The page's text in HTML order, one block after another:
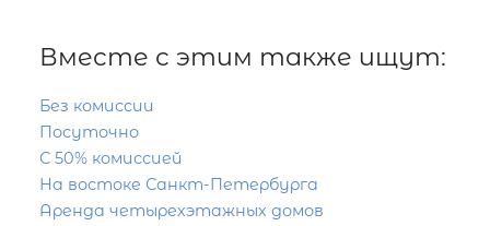
Вместе с этим также ищут:
Без комиссии
Посуточно
С 50% комиссией
На востоке Санкт-Петербурга
Аренда четырехэтажных домов